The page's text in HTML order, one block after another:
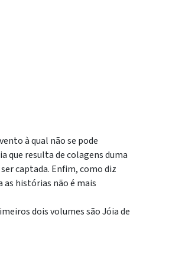
à qual não se pode
que resulta de colagens duma
captada. Enfim, como diz
histórias não é mais
dois volumes são Jóia de